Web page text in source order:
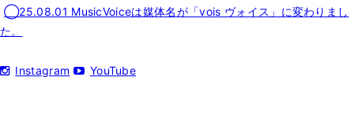
◯25.08.01 MusicVoiceは媒体名が「vois ヴォイス」に変わりまし
た。
Instagram YouTube